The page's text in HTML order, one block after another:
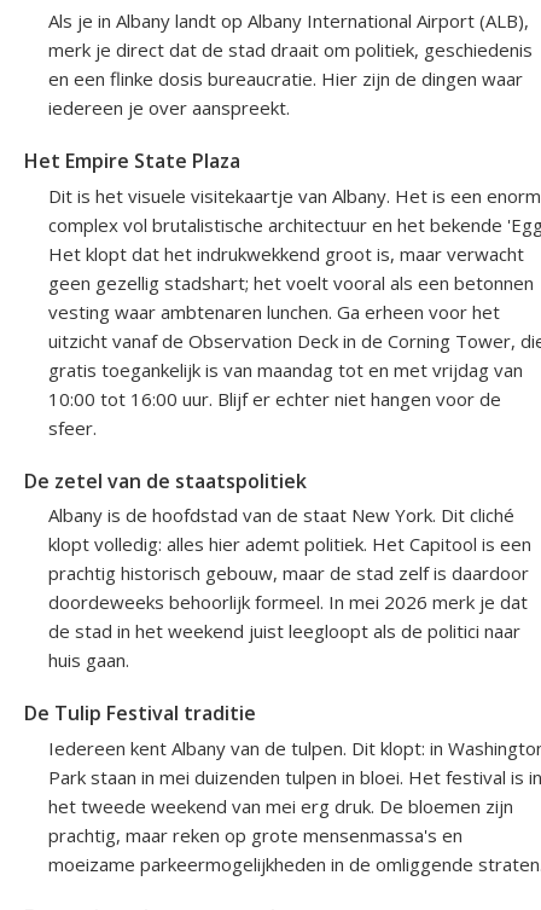
Als je in Albany landt op Albany International Airport (ALB),
merk je direct dat de stad draait om politiek, geschiedenis
en een flinke dosis bureaucratie. Hier zijn de dingen waar
iedereen je over aanspreekt.
Het Empire State Plaza
Dit is het visuele visitekaartje van Albany. Het is een enorm
complex vol brutalistische architectuur en het bekende
Het klopt dat het indrukwekkend groot is, maar verwacht
geen gezellig stadshart; het voelt vooral als een betonnen
vesting waar ambtenaren lunchen. Ga erheen voor het
uitzicht vanaf de Observation Deck in de Corning Tower,
gratis toegankelijk is van maandag tot en met vrijdag van
10:00 tot 16:00 uur. Blijf er echter niet hangen voor de
sfeer.
De zetel van de staatspolitiek
Albany is de hoofdstad van de staat New York. Dit cliché
klopt volledig: alles hier ademt politiek. Het Capitool is een
prachtig historisch gebouw, maar de stad zelf is daardoor
doordeweeks behoorlijk formeel. In mei 2026 merk je dat
de stad in het weekend juist leegloopt als de politici naar
huis gaan.
De Tulip Festival traditie
Iedereen kent Albany van de tulpen. Dit klopt: in
Park staan in mei duizenden tulpen in bloei. Het festival is in
het tweede weekend van mei erg druk. De bloemen zijn
prachtig, maar reken op grote mensenmassa's en
moeizame parkeermogelijkheden in de omliggende